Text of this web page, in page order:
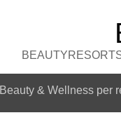
Beauty & Wellness per